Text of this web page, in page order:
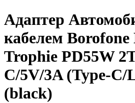
Адаптер
кабелем Borofone
Trophie PD55W
C/5V/3A (Type-C/
(black)